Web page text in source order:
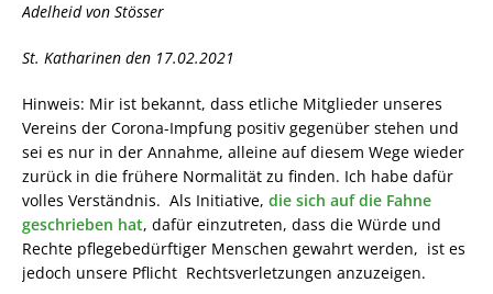
Adelheid von Stösser
St. Katharinen den 17.02.2021
Hinweis: Mir ist bekannt, dass etliche Mitglieder unseres
Vereins der Corona-Impfung positiv gegenüber stehen und
sei es nur in der Annahme, alleine auf diesem Wege wieder
zurück in die frühere Normalität zu finden. Ich habe dafür
volles Verständnis. Als Initiative, die sich auf die Fahne
geschrieben hat, dafür einzutreten, dass die Würde und
Rechte pflegebedürftiger Menschen gewahrt werden, ist es
jedoch unsere Pflicht Rechtsverletzungen anzuzeigen.